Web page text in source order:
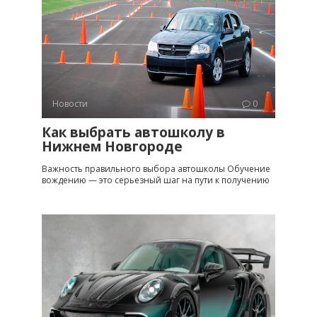
Новости 0
Как выбрать автошколу в
Нижнем Новгороде
Важность правильного выбора автошколы Обучение
вождению — это серьезный шаг на пути к получению